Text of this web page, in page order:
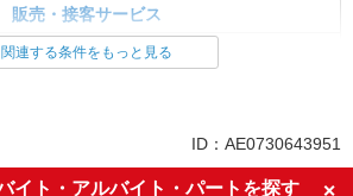
販売・接客サービス
ボーナス・賞与あり
関連する条件をもっと見る
ID：AE0730643951
イト・アルバイト・パートを探す